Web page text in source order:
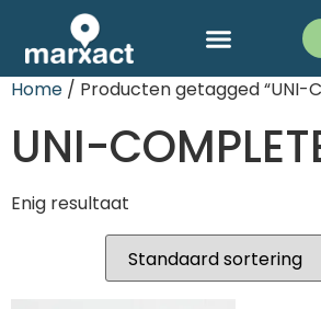
Home / Producten getagged “UNI-
UNI-
Enig resultaat